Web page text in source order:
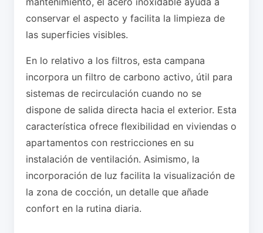
conservar el aspecto y facilita la limpieza de
las superficies visibles.
En lo relativo a los filtros, esta campana
incorpora un filtro de carbono activo, útil para
sistemas de recirculación cuando no se
dispone de salida directa hacia el exterior. Esta
característica ofrece flexibilidad en viviendas o
apartamentos con restricciones en su
instalación de ventilación. Asimismo, la
incorporación de luz facilita la visualización de
la zona de cocción, un detalle que añade
confort en la rutina diaria.